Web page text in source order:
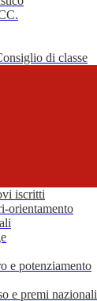
di classe
iscritti
orientamento
e potenziamento
e premi nazionali